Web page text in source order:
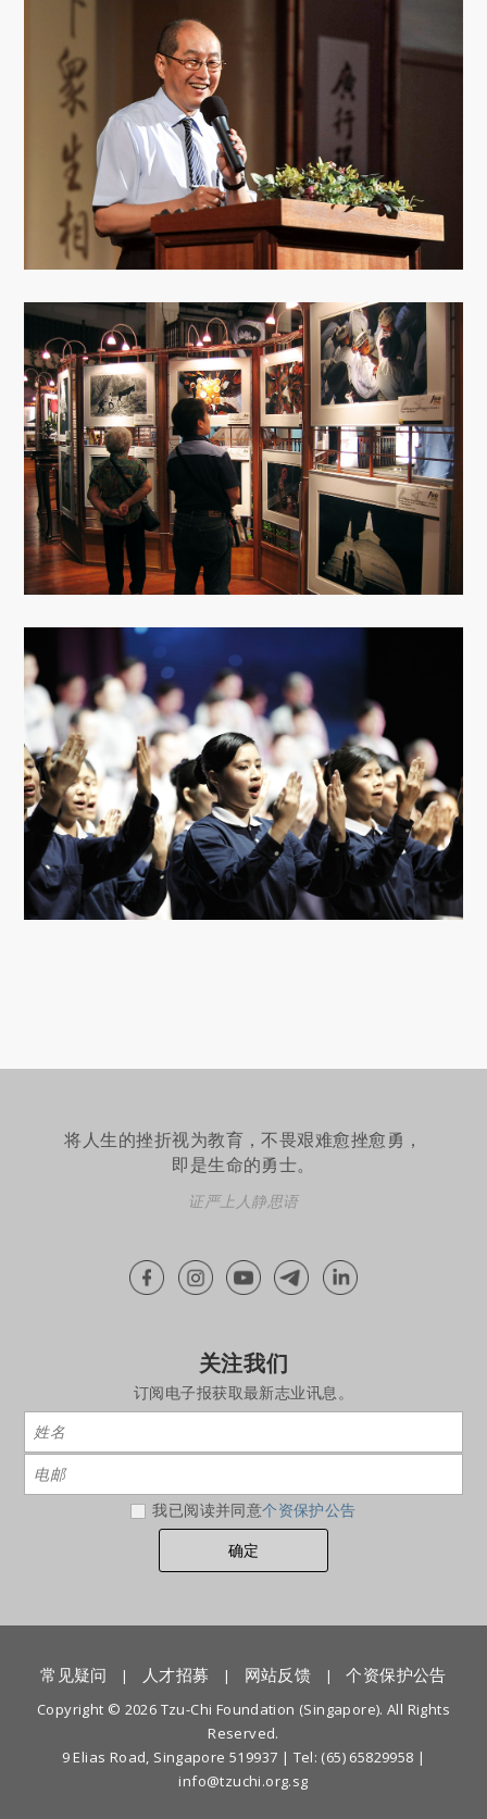
将人生的挫折视为教育，不畏艰难愈挫愈勇，
即是生命的勇士。
证严上人静思语
关注我们
订阅电子报获取最新志业讯息。
我已阅读并同意个资保护公告
常见疑问 | 人才招募 | 网站反馈 | 个资保护公告
Copyright © 2026 Tzu-Chi Foundation (Singapore). All Rights
Reserved.
9 Elias Road, Singapore 519937 | Tel: (65) 65829958 |
info@tzuchi.org.sg